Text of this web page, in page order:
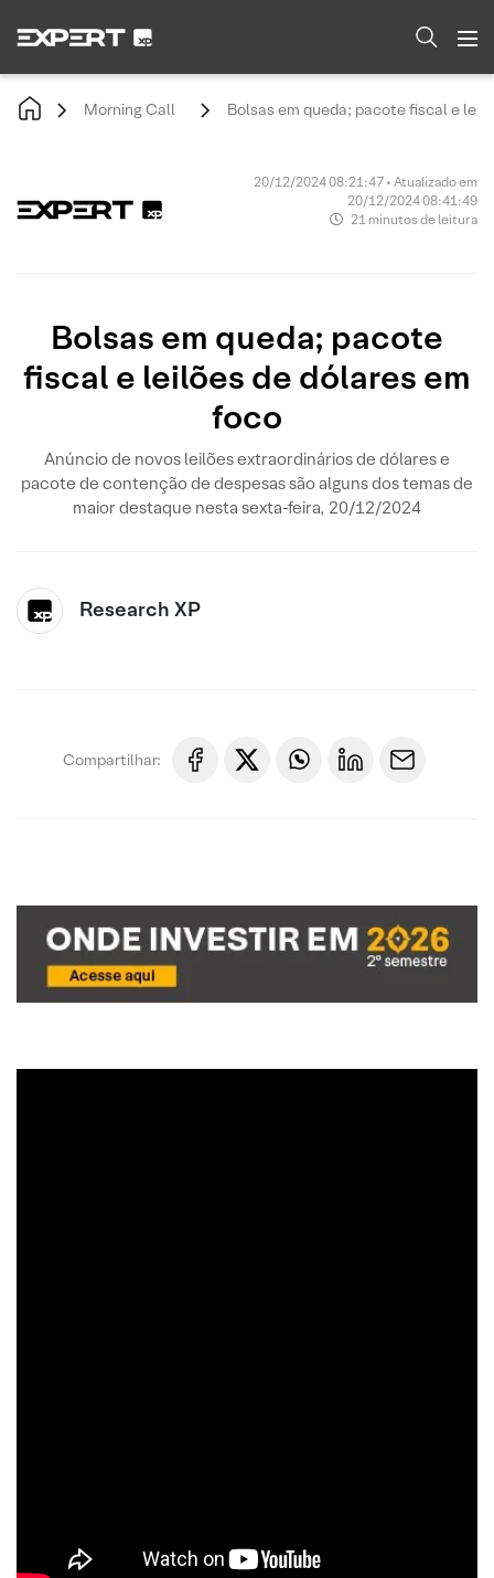
Morning Call Bolsas em queda; pacote fiscal e
20/12/2024 08:21:47 • Atualizado em
20/12/2024 08:41:49
21 minutos de leitura
Bolsas em queda; pacote
fiscal e leilões de dólares em
foco
Anúncio de novos leilões extraordinários de dólares e
pacote de contenção de despesas são alguns dos temas de
maior destaque nesta sexta-feira, 20/12/2024
Research XP
Compartilhar: